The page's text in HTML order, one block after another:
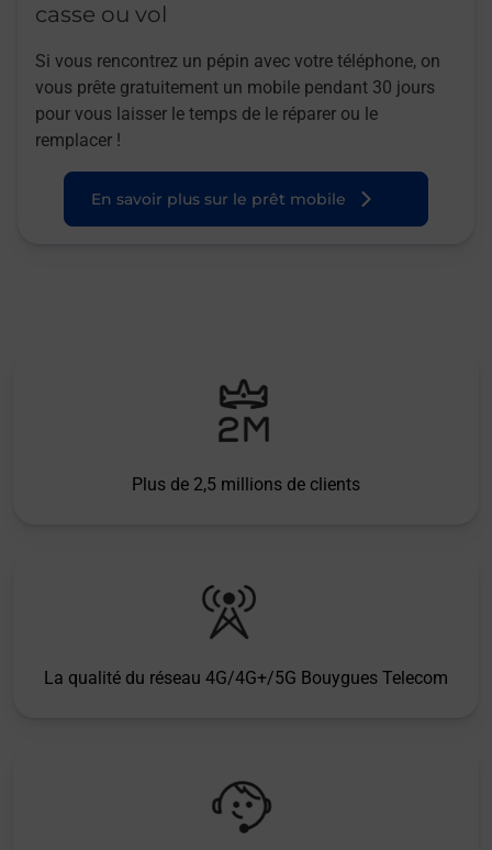
casse ou vol
Si vous rencontrez un pépin avec votre téléphone, on
vous prête gratuitement un mobile pendant 30 jours
pour vous laisser le temps de le réparer ou le
remplacer !
En savoir plus sur le prêt mobile
Plus de 2,5 millions de clients
La qualité du réseau 4G/4G+/5G Bouygues Telecom